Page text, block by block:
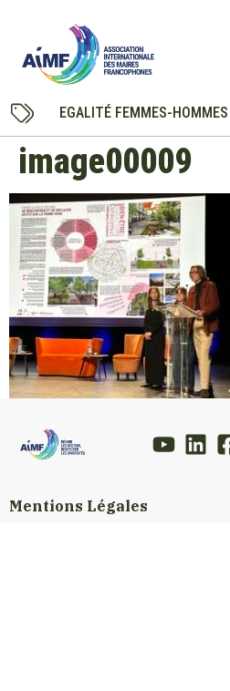
EGALITÉ FEMMES-HOMMES
image00009
Mentions Légales